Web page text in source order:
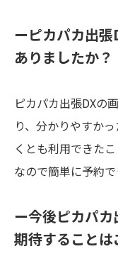
ーピカパカ出
ありましたか？
ピカパカ出張DXの
り、分かりやすか
くとも利用できた
なので簡単に予約で
ー今後ピカパ
期待することは